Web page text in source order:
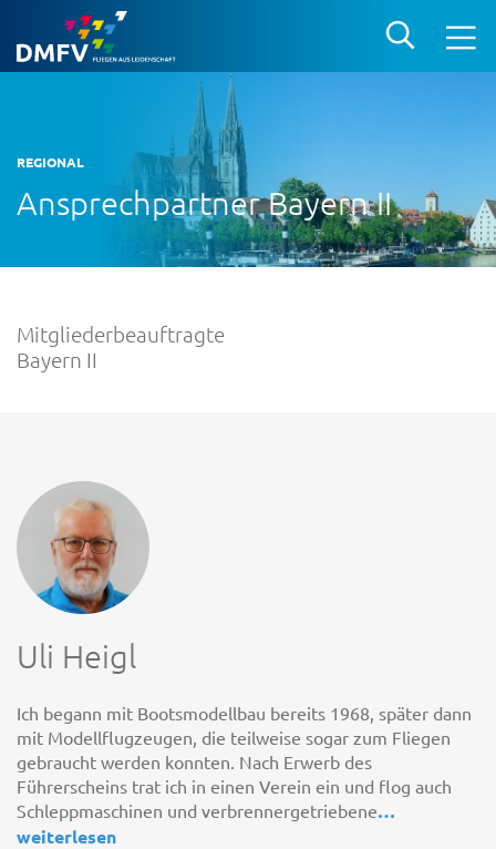
REGIONAL
Ansprechpartner Bayern II
Mitgliederbeauftragte
Bayern II
Uli Heigl
Ich begann mit Bootsmodellbau bereits 1968, später dann
mit Modellflugzeugen, die teilweise sogar zum Fliegen
gebraucht werden konnten. Nach Erwerb des
Führerscheins trat ich in einen Verein ein und flog auch
Schleppmaschinen und verbrennergetriebene…
weiterlesen